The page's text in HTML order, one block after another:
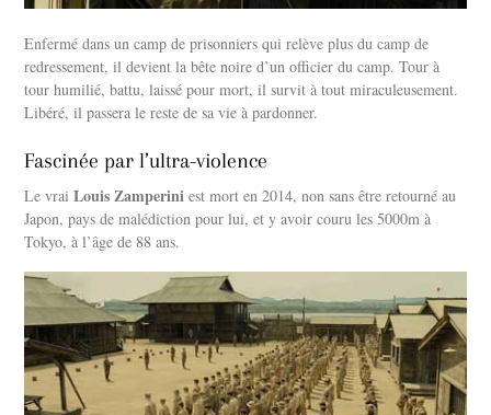
Enfermé dans un camp de prisonniers qui relève plus du camp de
redressement, il devient la bête noire d’un officier du camp. Tour à
tour humilié, battu, laissé pour mort, il survit à tout miraculeusement.
Libéré, il passera le reste de sa vie à pardonner.
Fascinée par l’ultra-violence
Le vraiLouis Zamperini est mort en 2014, non sans être retourné au
Japon, pays de malédiction pour lui, et y avoir couru les 5000m à
Tokyo, à l’âge de 88 ans.